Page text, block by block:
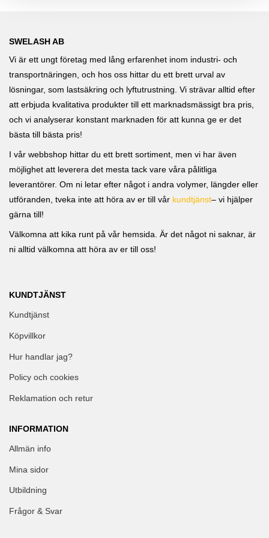
SWELASH AB
Vi är ett ungt företag med lång erfarenhet inom industri- och
transportnäringen, och hos oss hittar du ett brett urval av
lösningar, som lastsäkring och lyftutrustning. Vi strävar alltid efter
att erbjuda kvalitativa produkter till ett marknadsmässigt bra pris,
och vi analyserar konstant marknaden för att kunna ge er det
bästa till bästa pris!
I vår webbshop hittar du ett brett sortiment, men vi har även
möjlighet att leverera det mesta tack vare våra pålitliga
leverantörer. Om ni letar efter något i andra volymer, längder eller
utföranden, tveka inte att höra av er till vår kundtjänst– vi hjälper
gärna till!
Välkomna att kika runt på vår hemsida. Är det något ni saknar, är
ni alltid välkomna att höra av er till oss!
KUNDTJÄNST
Kundtjänst
Köpvillkor
Hur handlar jag?
Policy och cookies
Reklamation och retur
INFORMATION
Allmän info
Mina sidor
Utbildning
Frågor & Svar